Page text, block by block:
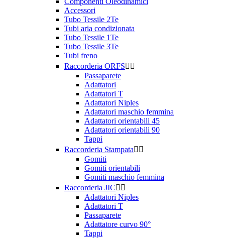
Accessori
Tubo Tessile 2Te
Tubi aria condizionata
Tubo Tessile 1Te
Tubo Tessile 3Te
Tubi freno
Raccorderia ORFS 
Passaparete
Adattatori
Adattatori T
Adattatori Niples
Adattatori maschio femmina
Adattatori orientabili 45
Adattatori orientabili 90
Tappi
Raccorderia Stampata 
Gomiti
Gomiti orientabili
Gomiti maschio femmina
Raccorderia JIC 
Adattatori Niples
Adattatori T
Passaparete
Adattatore curvo 90°
Tappi